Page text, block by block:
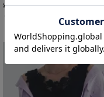
¥1,991税込
カートに入れる